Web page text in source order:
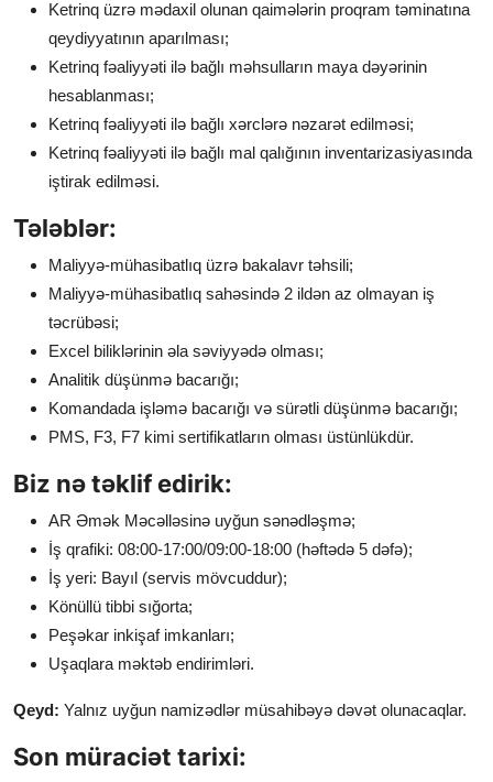
Ketrinq üzrə mədaxil olunan qaimələrin proqram təminatına
qeydiyyatının aparılması;
Ketrinq fəaliyyəti ilə bağlı məhsulların maya dəyərinin
hesablanması;
Ketrinq fəaliyyəti ilə bağlı xərclərə nəzarət edilməsi;
Ketrinq fəaliyyəti ilə bağlı mal qalığının inventarizasiyasında
iştirak edilməsi.
Tələblər:
Maliyyə-mühasibatlıq üzrə bakalavr təhsili;
Maliyyə-mühasibatlıq sahəsində 2 ildən az olmayan iş
təcrübəsi;
Excel biliklərinin əla səviyyədə olması;
Analitik düşünmə bacarığı;
Komandada işləmə bacarığı və sürətli düşünmə bacarığı;
PMS, F3, F7 kimi sertifikatların olması üstünlükdür.
Biz nə təklif edirik:
AR Əmək Məcəlləsinə uyğun sənədləşmə;
İş qrafiki: 08:00-17:00/09:00-18:00 (həftədə 5 dəfə);
İş yeri: Bayıl (servis mövcuddur);
Könüllü tibbi sığorta;
Peşəkar inkişaf imkanları;
Uşaqlara məktəb endirimləri.
Qeyd: Yalnız uyğun namizədlər müsahibəyə dəvət olunacaqlar.
Son müraciət tarixi: